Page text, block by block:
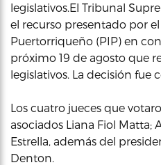
legislativos.El Tribunal
el recurso presentado por
Puertorriqueño (PIP) en
próximo 19 de agosto que
legislativos. La decisión fue
Los cuatro jueces que
asociados Liana Fiol Matta;
Estrella, además del
Denton.